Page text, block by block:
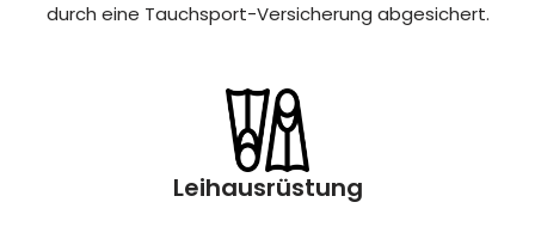
durch eine Tauchsport-Versicherung abgesichert.
Leihausrüstung